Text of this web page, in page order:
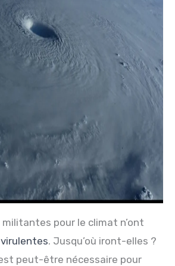
pour le climat n’ont
. Jusqu’où iront-elles ?
peut-être nécessaire pour